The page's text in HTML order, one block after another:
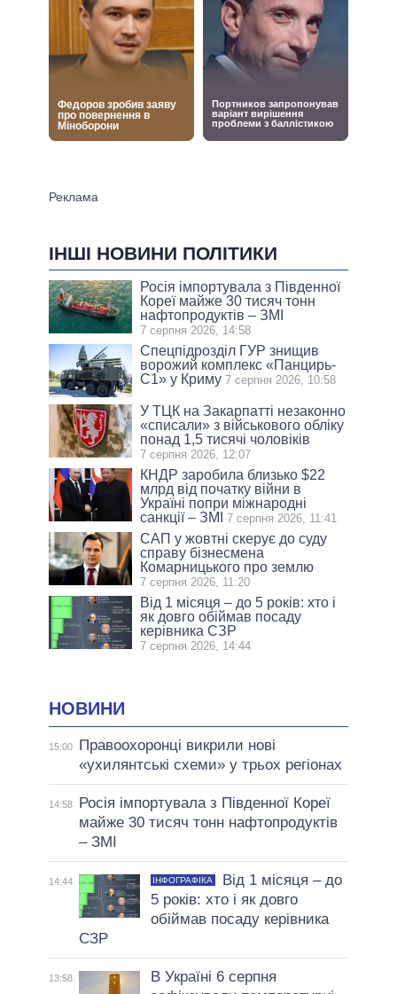
ІНШІ НОВИНИ ПОЛІТИКИ
Росія імпортувала з Південної
Кореї майже 30 тисяч тонн
нафтопродуктів – ЗМІ
7 серпня 2026, 14:58
Спецпідрозділ ГУР знищив
ворожий комплекс «Панцирь-
С1» у Криму 7 серпня 2026, 10:58
У ТЦК на Закарпатті незаконно
«списали» з військового обліку
понад 1,5 тисячі чоловіків
7 серпня 2026, 12:07
КНДР заробила близько $22
млрд від початку війни в
Україні попри міжнародні
санкції – ЗМІ
7 серпня 2026, 11:41
САП у жовтні скерує до суду
справу бізнесмена
Комарницького про землю
7 серпня 2026, 11:20
Від 1 місяця – до 5 років: хто і
як довго обіймав посаду
керівника СЗР
7 серпня 2026, 14:44
НОВИНИ
15:00
Правоохоронці викрили нові
«ухилянтські схеми» у трьох регіонах
14:58
Росія імпортувала з Південної Кореї
майже 30 тисяч тонн нафтопродуктів
– ЗМІ
14:44 ІНФОГРАФІКА
Від 1 місяця – до
5 років: хто і як довго
обіймав посаду керівника
СЗР
13:58
В Україні 6 серпня